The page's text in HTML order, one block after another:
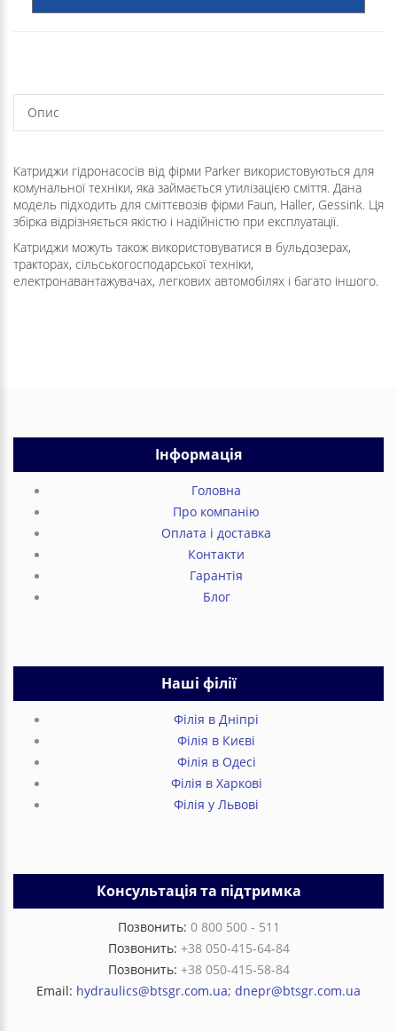
Опис
Катриджи гідронасосів від фірми Parker використовуються для
комунальної техніки, яка займається утилізацією сміття. Дана
модель підходить для сміттєвозів фірми Faun, Haller, Gessink. Ця
збірка відрізняється якістю і надійністю при експлуатації.
Катриджи можуть також використовуватися в бульдозерах,
тракторах, сільськогосподарської техніки,
електронавантажувачах, легкових автомобілях і багато іншого.
Інформація
Головна
Про компанію
Оплата і доставка
Контакти
Гарантія
Блог
Наші філії
Філія в Дніпрі
Філія в Києві
Філія в Одесі
Філія в Харкові
Філія у Львові
Консультація та підтримка
Позвонить: 0 800 500 - 511
Позвонить: +38 050-415-64-84
Позвонить: +38 050-415-58-84
Email: hydraulics@btsgr.com.ua; dnepr@btsgr.com.ua